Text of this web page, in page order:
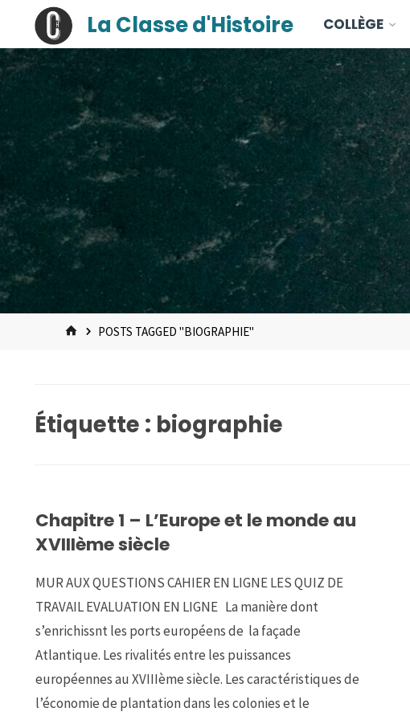
content
principal
La Classe d'Histoire COLLÈGE
HOMEPOSTS TAGGED "BIOGRAPHIE"
Étiquette : biographie
Chapitre 1 – L’Europe et le monde au
XVIIIème siècle
MUR AUX QUESTIONS CAHIER EN LIGNE LES QUIZ DE
TRAVAIL EVALUATION EN LIGNE La manière dont
s’enrichissnt les ports européens de la façade
Atlantique. Les rivalités entre les puissances
européennes au XVIIIème siècle. Les caractéristiques de
l’économie de plantation dans les colonies et le